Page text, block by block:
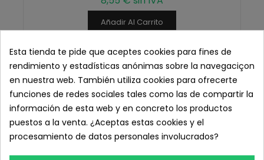
Añadir Al Carrito
Esta tienda te pide que aceptes cookies para fines de
rendimiento y estadísticas anónimas sobre la navegaciçon
en nuestra web. También utiliza cookies para ofrecerte
funciones de redes sociales tales como las de compartir la
información de esta web y en concreto los productos
puestos a la venta. ¿Aceptas estas cookies y el
procesamiento de datos personales involucrados?